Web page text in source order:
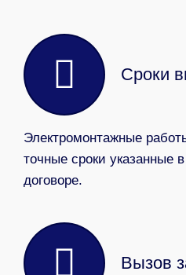
Сроки
Электромонтажные
точные сроки указанные
договоре.
Вызов